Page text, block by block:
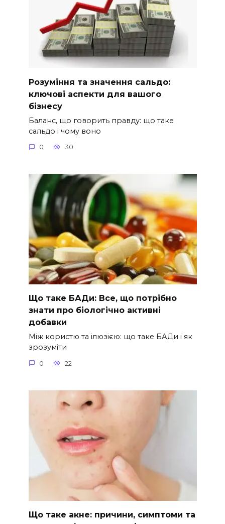
Розуміння та значення сальдо:
ключові аспекти для вашого
бізнесу
Баланс, що говорить правду: що таке
сальдо і чому воно
0 30
Що таке БАДи: Все, що потрібно
знати про біологічно активні
добавки
Між користю та ілюзією: що таке БАДи і як
зрозуміти
0 22
Що таке акне: причини, симптоми та